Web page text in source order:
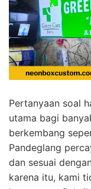
Pertanyaan soal
utama bagi
berkembang
Pandeglang
dan sesuai
karena itu, kami